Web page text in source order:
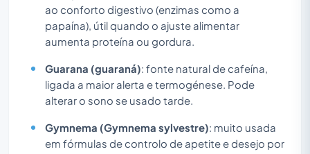
ao conforto digestivo (enzimas como a
papaína), útil quando o ajuste alimentar
aumenta proteína ou gordura.
Guarana (guaraná): fonte natural de cafeína,
ligada a maior alerta e termogénese. Pode
alterar o sono se usado tarde.
Gymnema (Gymnema sylvestre): muito usada
em fórmulas de controlo de apetite e desejo por